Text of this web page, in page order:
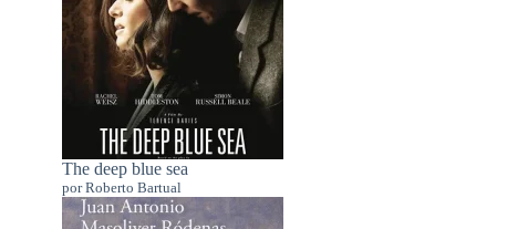
The deep blue sea
por Roberto Bartual